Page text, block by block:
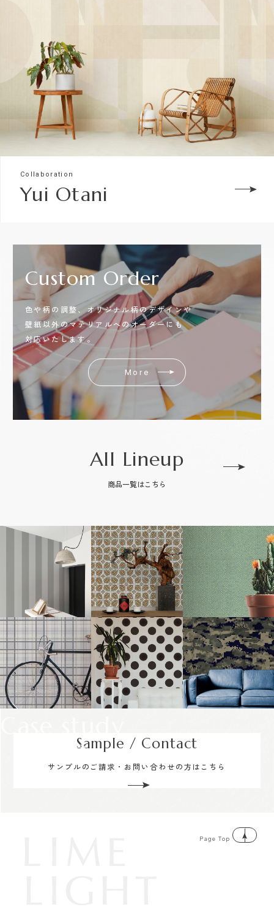
Collaboration
Yui Otani
CustomOrder
色や柄の調整、オリジナル柄のデザインや
壁紙以外のマテリアルへのオーダーにも
対応いたします。
More
All Lineup
商品一覧はこちら
Sample / Contact
サンプルのご請求・お問い合わせの方はこちら
Page Top